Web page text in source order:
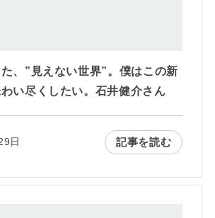
、”見えない世界”。僕はこの新
い尽くしたい。石井健介さん
日 記事を読む